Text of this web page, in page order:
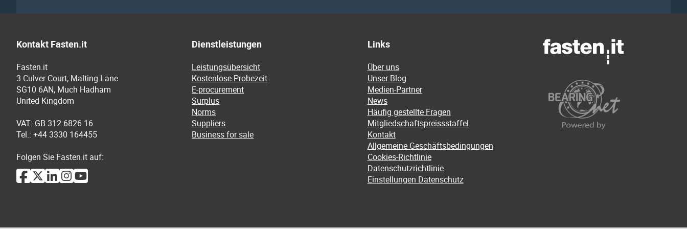
Kontakt Fasten.it
Fasten.it
3 Culver Court, Malting Lane
SG10 6AN, Much Hadham
United Kingdom
VAT: GB 312 6826 16
Tel.: +44 3330 164455
Folgen Sie Fasten.it auf:
Dienstleistungen
Leistungsübersicht
Kostenlose Probezeit
E-procurement
Surplus
Norms
Suppliers
Business for sale
Links
Über uns
Unser Blog
Medien-Partner
News
Häufig gestellte Fragen
Mitgliedschaftspreissstaffel
Kontakt
Allgemeine Geschäftsbedingungen
Cookies-Richtlinie
Datenschutzrichtlinie
Einstellungen Datenschutz